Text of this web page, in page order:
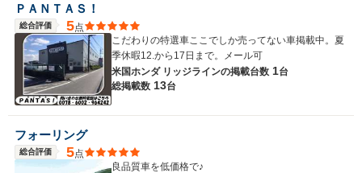
ＰＡＮＴＡＳ！
総合評価 5点
こだわりの特選車ここでしか売ってない車掲載中。夏
季休暇12.から17日まで。メール可
米国ホンダ リッジラインの掲載台数 1台
総掲載数 13台
フォーリング
総合評価 5点
良品質車を低価格で♪